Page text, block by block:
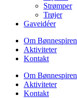
Strømper
Trøjer
Gaveidéer
Om Bønnespiren
Aktiviteter
Kontakt
Om Bønnespiren
Aktiviteter
Kontakt